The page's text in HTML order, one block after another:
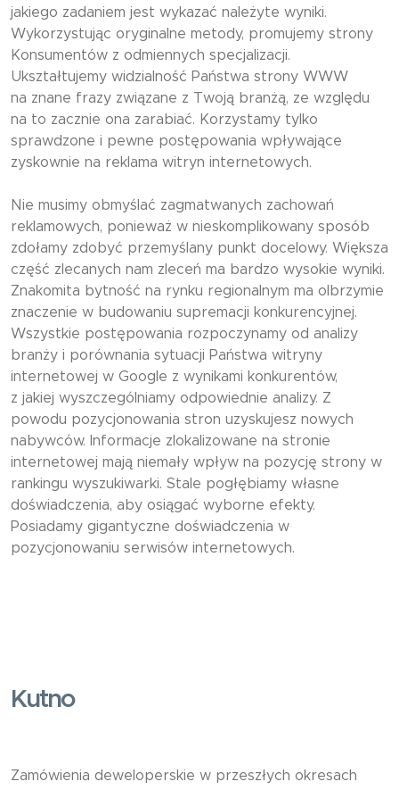
jakiego zadaniem jest wykazać należyte wyniki.
Wykorzystując oryginalne metody, promujemy strony
Konsumentów z odmiennych specjalizacji.
Ukształtujemy widzialność Państwa strony WWW
na znane frazy związane z Twoją branżą, ze względu
na to zacznie ona zarabiać. Korzystamy tylko
sprawdzone i pewne postępowania wpływające
zyskownie na reklama witryn internetowych.
Nie musimy obmyślać zagmatwanych zachowań
reklamowych, ponieważ w nieskomplikowany sposób
zdołamy zdobyć przemyślany punkt docelowy. Większa
część zlecanych nam zleceń ma bardzo wysokie wyniki.
Znakomita bytność na rynku regionalnym ma olbrzymie
znaczenie w budowaniu supremacji konkurencyjnej.
Wszystkie postępowania rozpoczynamy od analizy
branży i porównania sytuacji Państwa witryny
internetowej w Google z wynikami konkurentów,
z jakiej wyszczególniamy odpowiednie analizy. Z
powodu pozycjonowania stron uzyskujesz nowych
nabywców. Informacje zlokalizowane na stronie
internetowej mają niemały wpływ na pozycję strony w
rankingu wyszukiwarki. Stale pogłębiamy własne
doświadczenia, aby osiągać wyborne efekty.
Posiadamy gigantyczne doświadczenia w
pozycjonowaniu serwisów internetowych.
Kutno
Zamówienia deweloperskie w przeszłych okresach